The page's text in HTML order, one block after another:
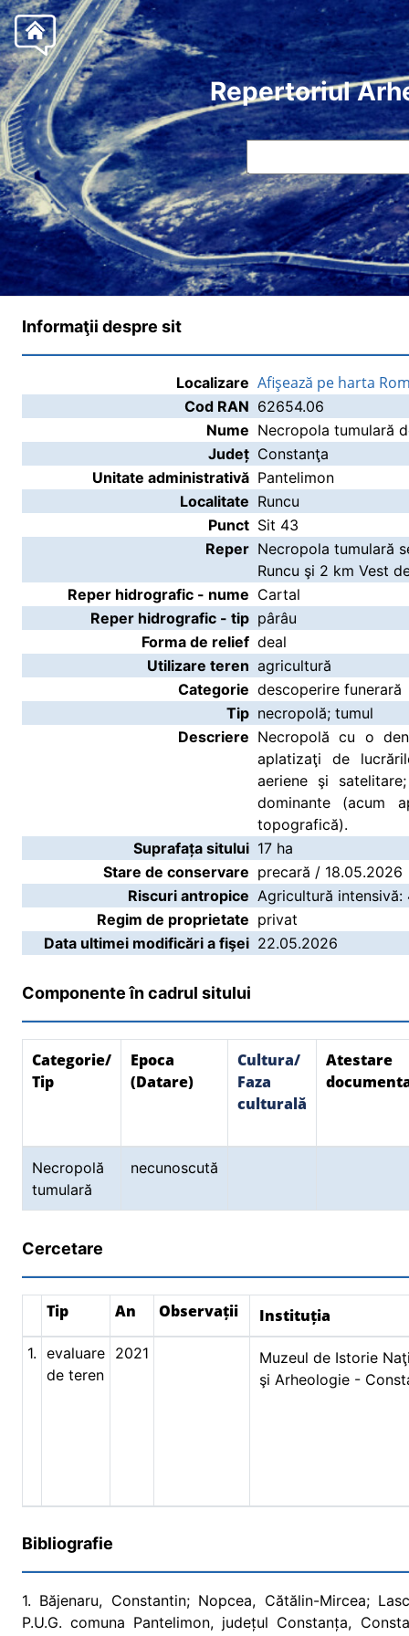
Repertoriul
Informaţii despre sit
Localizare Afişează pe harta
Cod RAN 62654.06
Nume Necropola tumulară
Județ Constanţa
Unitate administrativă Pantelimon
Localitate Runcu
Punct Sit 43
Reper Necropola tumulară
Runcu şi 2 km Vest
Reper hidrografic - nume Cartal
Reper hidrografic - tip pârâu
Forma de relief deal
Utilizare teren agricultură
Categorie descoperire funerară
Tip necropolă; tumul
Descriere Necropolă cu o
aplatizaţi de
aeriene şi
dominante (acum
topografică).
Suprafața sitului 17 ha
Stare de conservare precară / 18.05.2026
Riscuri antropice Agricultură intensivă:
Regim de proprietate privat
Data ultimei modificări a fişei 22.05.2026
Componente în cadrul sitului
Categorie/
Tip
Epoca
(Datare)
Cultura/
Faza
culturală
Atestare
Necropolă
tumulară
necunoscută
Cercetare
Tip An Observații Instituția
1. evaluare
de teren
2021
Muzeul de Istorie
şi Arheologie -
Bibliografie
1. Băjenaru, Constantin; Nopcea, Cătălin-Mircea;
P.U.G. comuna Pantelimon, județul Constanța,